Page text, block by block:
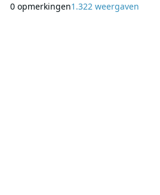
Veronica samengesteld. Vorig jaar
0 opmerkingen1.322 weergaven